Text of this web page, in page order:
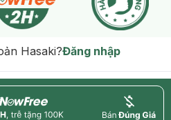
Hasaki?Đăng nhập